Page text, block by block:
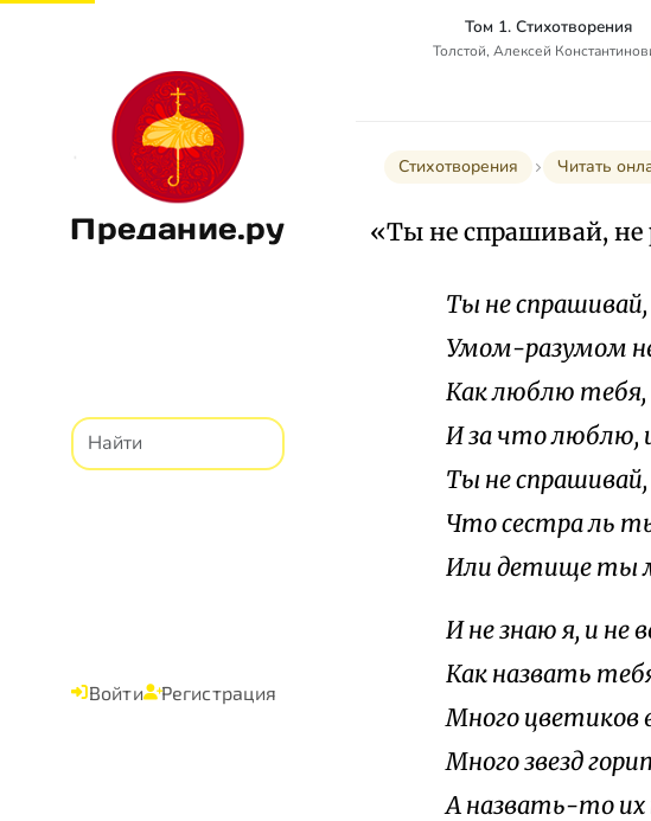
Предание.ру
Войти Регистрация
Том 1. Стихотворения
Толстой, Алексей
Стихотворения Читать
«Ты не спрашивай,
Ты не
Умом-разумом
Как люблю
И за что люблю,
Ты не
Что сестра ль
Или детище ты
И не знаю я, и не
Как назвать
Много цветиков
Много звезд
А назвать-то их